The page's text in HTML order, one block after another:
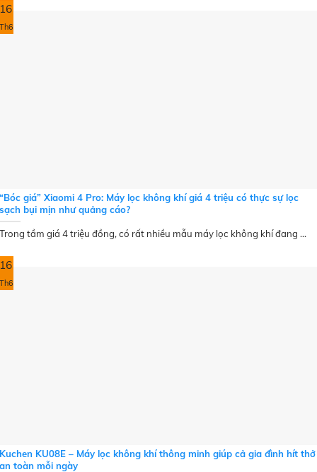
16
Th6
“Bóc giá” Xiaomi 4 Pro: Máy lọc không khí giá 4 triệu có thực sự lọc
sạch bụi mịn như quảng cáo?
Trong tầm giá 4 triệu đồng, có rất nhiều mẫu máy lọc không khí đang ...
16
Th6
Kuchen KU08E – Máy lọc không khí thông minh giúp cả gia đình hít thở
an toàn mỗi ngày